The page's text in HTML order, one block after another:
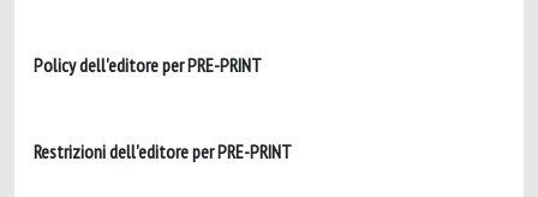
Policy dell'editore per PRE-PRINT
Restrizioni dell'editore per PRE-PRINT